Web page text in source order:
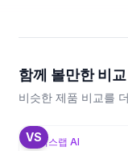
함께 볼만한 비교
비슷한 제품 비교를
VS
뷰틱스랩 AI